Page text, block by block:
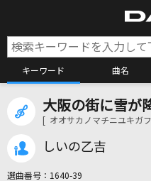
キーワード 曲名
カラ
大阪の街に雪が
[ オオサカノマチニユキガ
しいの乙吉
選曲番号： 1640-39